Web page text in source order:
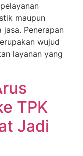
maupun
Penerapan
wujud
layanan yang
TPK
Jadi